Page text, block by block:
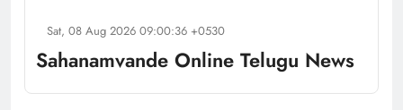
Sat, 08 Aug 2026 09:00:36 +0530
Sahanamvande Online Telugu News